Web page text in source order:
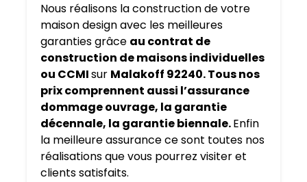
Nous réalisons la construction de votre
maison design avec les meilleures
garanties grâce au contrat de
construction de maisons individuelles
ou CCMIsur Malakoff 92240. Tous nos
prix comprennent aussi l’assurance
dommage ouvrage, la garantie
décennale, la garantie biennale.Enfin
la meilleure assurance ce sont toutes nos
réalisations que vous pourrez visiter et
clients satisfaits.